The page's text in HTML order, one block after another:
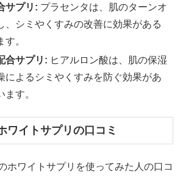
サプリ: プラセンタは、肌のターンオ
、シミやくすみの改善に効果がある
。
合サプリ: ヒアルロン酸は、肌の保湿
によるシミやくすみを防ぐ効果があ
ます。
ワイトサプリの口コミ
ホワイトサプリを使ってみた人の口コ